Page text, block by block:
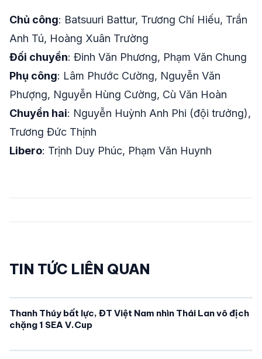
Chủ công: Batsuuri Battur, Trương Chí Hiếu, Trần
Anh Tú, Hoàng Xuân Trường
Đối chuyền: Đinh Văn Phương, Phạm Văn Chung
Phụ công: Lâm Phước Cường, Nguyễn Văn
Phượng, Nguyễn Hùng Cường, Cù Văn Hoàn
Chuyền hai: Nguyễn Huỳnh Anh Phi (đội trưởng),
Trương Đức Thịnh
Libero: Trịnh Duy Phúc, Phạm Văn Huynh
TIN TỨC LIÊN QUAN
Thanh Thúy bất lực, ĐT Việt Nam nhìn Thái Lan vô địch
chặng 1 SEA V.Cup